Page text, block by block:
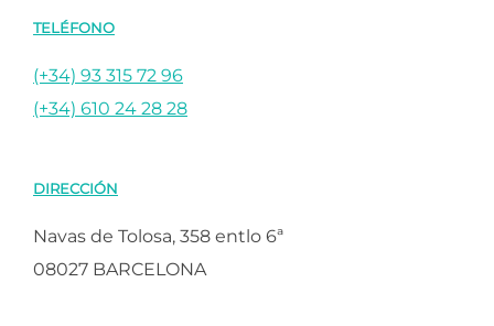
TELÉFONO
(+34) 93 315 72 96
(+34) 610 24 28 28
DIRECCIÓN
Navas de Tolosa, 358 entlo 6ª
08027 BARCELONA